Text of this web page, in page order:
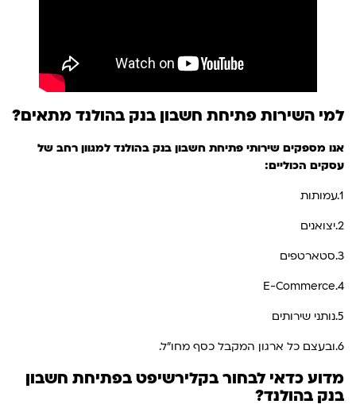
למי השירות פתיחת חשבון בנק בהולנדמתאים?
אנו מספקים שירותי פתיחת חשבון בנק בהולנד למגוון רחב של
עסקים הכוליים:
1.עמותות
2.יצואנים
3.סטארטפים
4.E-Commerce
5.נותני שירותים
6.ובעצם כל ארגון המקבל כסף מחו"ל.
מדוע כדאי לבחור בקלירשיפט בפתיחת חשבון
בנק בהולנד?